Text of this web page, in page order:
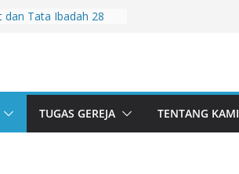
dan Tata Ibadah 28
dan Tata Ibadah 19
TUGAS GEREJA TENTANG KAMI